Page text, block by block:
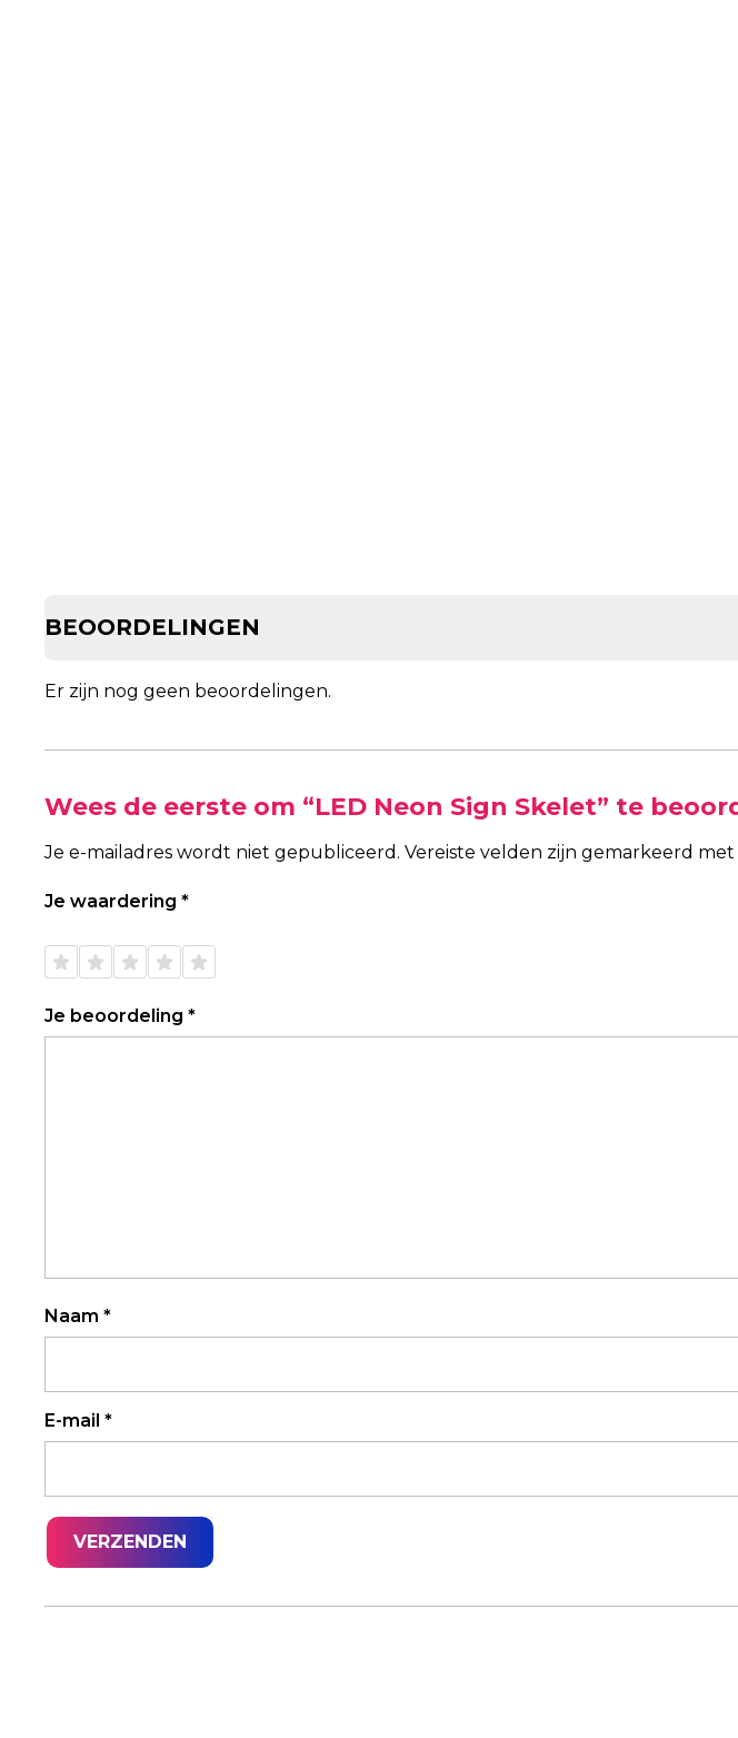
BEOORDELINGEN
Er zijn nog geen beoordelingen.
Wees de eerste om “LED Neon Sign Skelet” te
Je e-mailadres wordt niet gepubliceerd. Vereiste velden zijn gemarkeerd met
Je waardering *
de 5
de 5
de 5
de 5
de 5
Je beoordeling *
Naam *
E-mail *